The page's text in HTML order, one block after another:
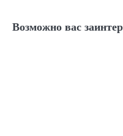
Возможно вас